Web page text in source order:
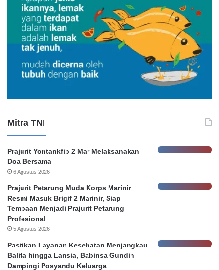
O
k
n
u
m
H
o
n
P
e
S
u
r
a
b
y
a
Mitra TNI
Prajurit Yontankfib 2 Mar Melaksanakan
Doa Bersama
6 Agustus 2026
Prajurit Petarung Muda Korps Marinir
Resmi Masuk Brigif 2 Marinir, Siap
Tempaan Menjadi Prajurit Petarung
Profesional
5 Agustus 2026
Pastikan Layanan Kesehatan Menjangkau
Balita hingga Lansia, Babinsa Gundih
Dampingi Posyandu Keluarga